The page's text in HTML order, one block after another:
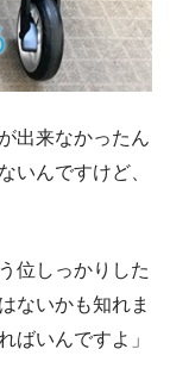
出来なかったん
いんですけど、
位しっかりした
ないかも知れま
ばいんですよ」